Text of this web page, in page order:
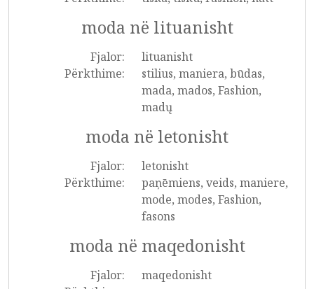
moda në lituanisht
Fjalor:
lituanisht
Përkthime:
stilius, maniera, būdas,
mada, mados, Fashion,
madų
moda në letonisht
Fjalor:
letonisht
Përkthime:
paņēmiens, veids, maniere,
mode, modes, Fashion,
fasons
moda në maqedonisht
Fjalor:
maqedonisht